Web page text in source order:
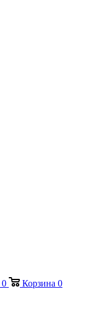
0 Корзина 0